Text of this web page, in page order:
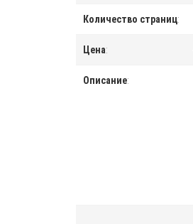
Количество страниц:
Цена:
Описание: